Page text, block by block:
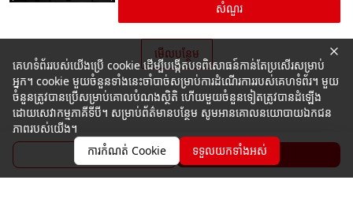
សំណួរ
មើលបន្ថែម
ប្រូសួរ សំណួរ
គេហទំព័ររបស់យើងប្រើ cookie ដើម្បីបង្កើតបទពិសោធន៍កាន់តែប្រសើរសម្រាប់
អ្នក។ cookie មួយចំនួនទាំងនេះចាំបាច់សម្រាប់ការដំណើរការរបស់គេហទំព័រ។ មួយ
ចំនួនត្រូវបានប្រើសម្រាប់គោលបំណងស្ថិតិ ហើយមួយចំនួនទៀតត្រូវបានដំឡើង
ដោយសេវាកម្មភាគីទីបី។ សម្រាប់ព័ត៌មានបន្ថែម សូមអានគោលនយោបាយឯកជន
ភាពរបស់យើង។
ការកំណត់ Cookie
ទទួលយកទាំងអស់